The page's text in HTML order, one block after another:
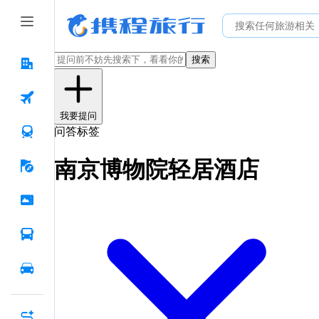
搜索
我要提问
问答标签
南京博物院轻居酒店